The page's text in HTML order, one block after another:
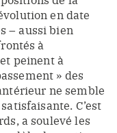
en date
– aussi bien
à
peinent à
» des
ne semble
C’est
a soulevé les